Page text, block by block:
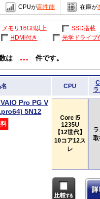
CPUが高性能 在庫が
メモリ16GB以上 SSD搭載
HDMI付き 光学ドライブ
は ... 件です。
CPU
Pro PG V
5N12
Core i5
1235U
【12世代】
10コア12ス
レ
取